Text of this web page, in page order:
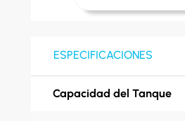
ESPECIFICACIONES
Capacidad del Tanque